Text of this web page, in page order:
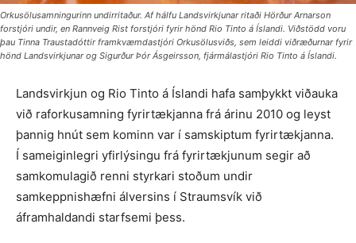
Orkusölusamningurinn undirritaður. Af hálfu Landsvirkjunar ritaði Hörður Arnarson
forstjóri undir, en Rannveig Rist forstjóri fyrir hönd Rio Tinto á Íslandi. Viðstödd voru
þau Tinna Traustadóttir framkvæmdastjóri Orkusölusviðs, sem leiddi viðræðurnar fyrir
hönd Landsvirkjunar og Sigurður Þór Ásgeirsson, fjármálastjóri Rio Tinto á Íslandi.
Landsvirkjun og Rio Tinto á Íslandi hafa samþykkt viðauka
við raforkusamning fyrirtækjanna frá árinu 2010 og leyst
þannig hnút sem kominn var í samskiptum fyrirtækjanna.
Í sameiginlegri yfirlýsingu frá fyrirtækjunum segir að
samkomulagið renni styrkari stoðum undir
samkeppnishæfni álversins í Straumsvík við
áframhaldandi starfsemi þess.